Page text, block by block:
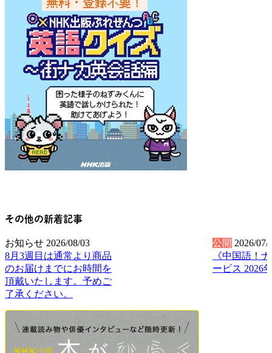
その他の新着記事
お知らせ 2026/08/03
8月3週目は通常より商品
のお届けまでにお時間を
頂戴いたします。予めご
了承ください。
公開 2026/07/
《中国語！
ービス 2026